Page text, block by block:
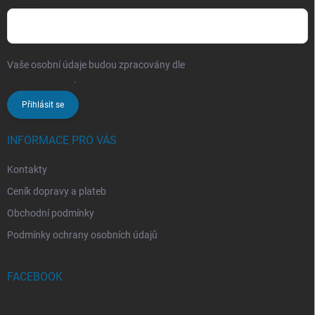
Vaše osobní údaje budou zpracovány dle
.
Přihlásit se
INFORMACE PRO VÁS
Kontakty
Ceník dopravy a plateb
Obchodní podmínky
Podmínky ochrany osobních údajů
FACEBOOK